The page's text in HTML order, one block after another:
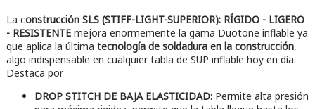
La construcción SLS (STIFF-LIGHT-SUPERIOR): RÍGIDO - LIGERO
- RESISTENTEmejora enormemente la gama Duotone inflable ya
que aplica la última tecnología de soldadura en la construcción,
algo indispensable en cualquier tabla de SUP inflable hoy en día.
Destaca por
DROP STITCH DE BAJA ELASTICIDAD: Permite alta presión